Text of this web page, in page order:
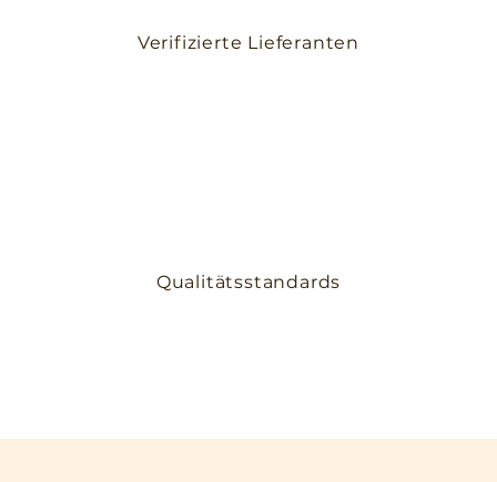
Verifizierte Lieferanten
Qualitätsstandards